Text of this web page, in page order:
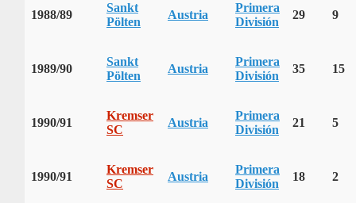
1988/89
Sankt
Pölten
Austria
Primera
División
29 9
1989/90
Sankt
Pölten
Austria
Primera
División
35 15
1990/91
Kremser
SC
Austria
Primera
División
21 5
1990/91
Kremser
SC
Austria
Primera
División
18 2